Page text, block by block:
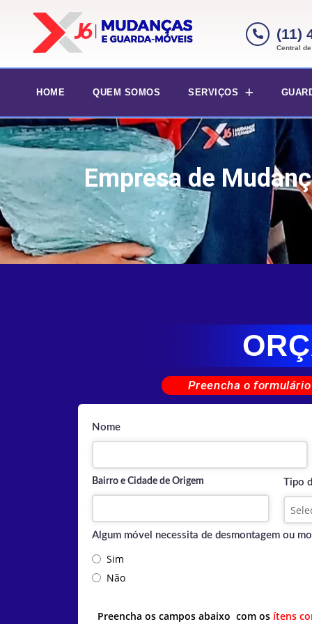
(11)
Central
HOME QUEM SOMOS SERVIÇOS
Empresa de
Preencha o
Nome
Bairro e Cidade de Origem Tipo
Algum móvel necessita de desmontagem ou
Sim
Não
Preencha os campos abaixo com os ítens